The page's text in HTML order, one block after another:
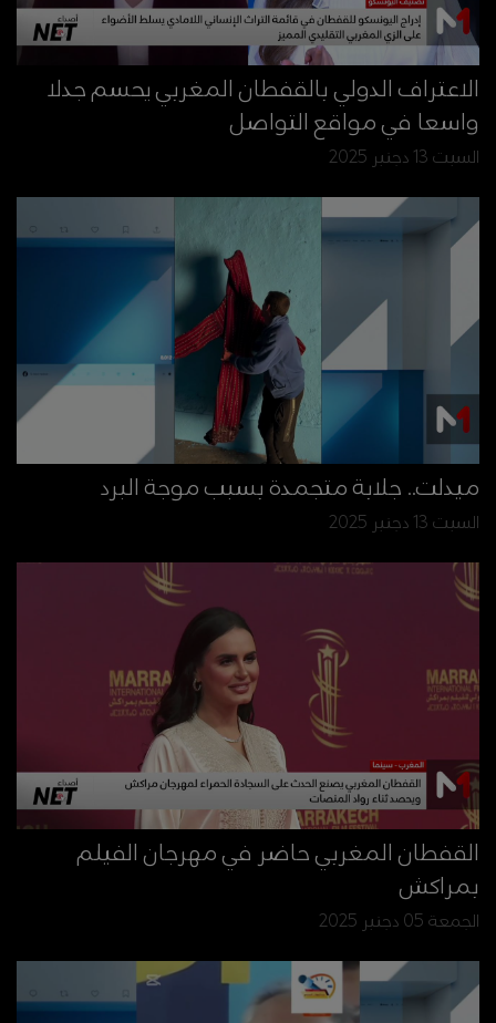
الاعتراف الدولي بالقفطان المغربي يحسم جدلا
واسعا في مواقع التواصل
السبت 13 دجنبر 2025
ميدلت.. جلابة متجمدة بسبب موجة البرد
السبت 13 دجنبر 2025
القفطان المغربي حاضر في مهرجان الفيلم
بمراكش
الجمعة 05 دجنبر 2025